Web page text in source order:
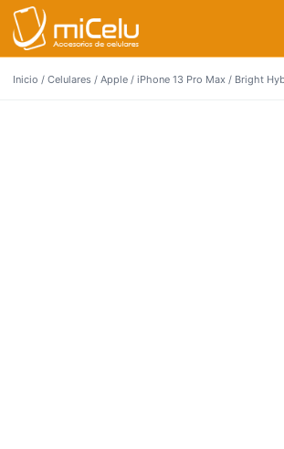
Inicio / Celulares / Apple / iPhone 13 Pro Max / Bright